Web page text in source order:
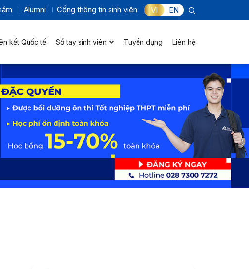
Alumni Cổng thông tin sinh viên VI EN
kết Quốc tế Sổ tay sinh viên Tuyển dụng Liên hệ